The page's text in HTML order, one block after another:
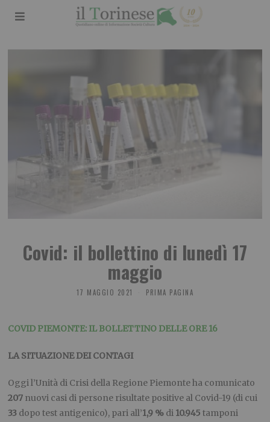
Covid: il bollettino di lunedì 17
maggio
17 MAGGIO 2021 PRIMA PAGINA
COVID PIEMONTE: IL BOLLETTINO DELLE ORE 16
LA SITUAZIONE DEI CONTAGI
Oggi l’Unità di Crisi della Regione Piemonte ha comunicato
207 nuovi casi di persone risultate positive al Covid-19 (di cui
33 dopo test antigenico), pari all’1,9 % di 10.945tamponi